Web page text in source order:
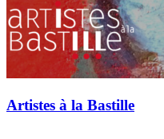
Artistes à la Bastille